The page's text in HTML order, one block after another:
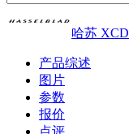
哈苏
产品综述
图片
参数
报价
点评